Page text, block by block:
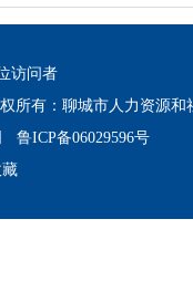
访问者
：聊城市人力资源和
鲁ICP备06029596号